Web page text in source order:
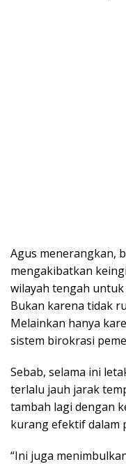
Agus menerangkan,
mengakibatkan
wilayah tengah untuk
Bukan karena tidak
Melainkan hanya
sistem birokrasi
Sebab, selama ini
terlalu jauh jarak
tambah lagi dengan
kurang efektif dalam
“Ini juga